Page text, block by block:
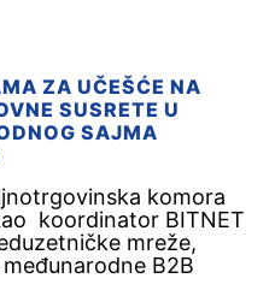
ZA UČEŠĆE NA
SUSRETE U
SAJMA
komora
koordinator BITNET
mreže,
B2B